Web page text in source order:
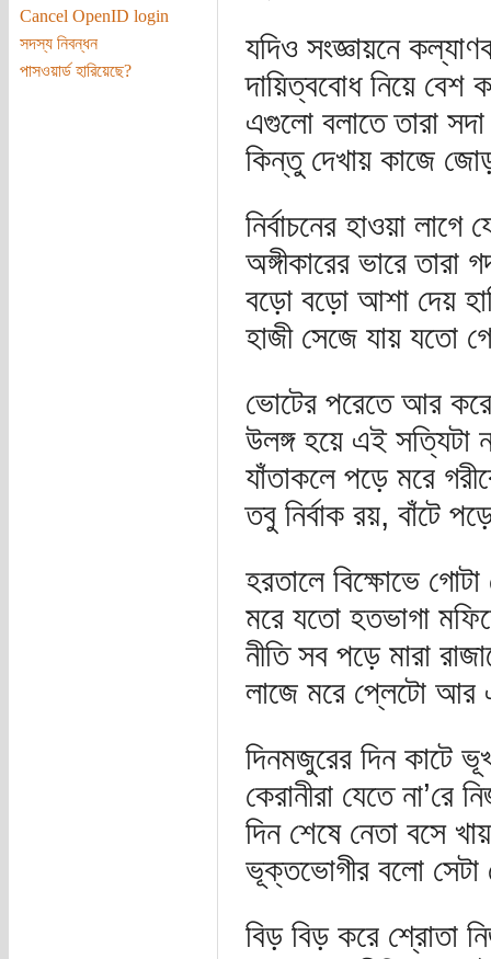
Cancel OpenID login
সদস্য নিবন্ধন
পাসওয়ার্ড হারিয়েছে?
যদিও সংজ্ঞায়নে
দায়িত্ববোধ নিয়ে বেশ
এগুলো বলাতে তারা
কিন্তু দেখায় কাজে
নির্বাচনের হাওয়া লাগে
অঙ্গীকারের ভারে তারা
বড়ো বড়ো আশা দেয়
হাজী সেজে যায় যতো
ভোটের পরেতে আর
উলঙ্গ হয়ে এই সত্যিটা
যাঁতাকলে পড়ে মরে
তবু নির্বাক রয়, বাঁটে
হরতালে বিক্ষোভে
মরে যতো হতভাগা
নীতি সব পড়ে মারা
লাজে মরে প্লেটো আর
দিনমজুরের দিন কাটে
কেরানীরা যেতে না’রে
দিন শেষে নেতা বসে খায়
ভূক্তভোগীর বলো সেটা
বিড় বিড় করে শ্রোতা